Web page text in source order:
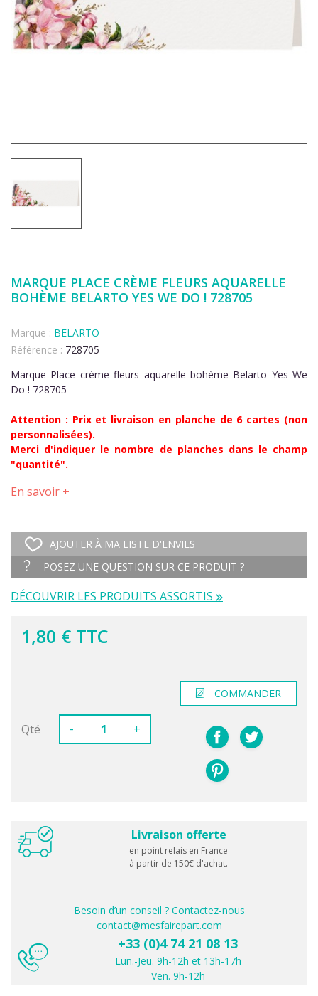
MARQUE PLACE CRÈME FLEURS AQUARELLE
BOHÈME BELARTO YES WE DO ! 728705
Marque : BELARTO
Référence : 728705
Marque Place crème fleurs aquarelle bohème Belarto Yes We
Do ! 728705
Attention : Prix et livraison en planche de 6 cartes (non
personnalisées).
Merci d'indiquer le nombre de planches dans le champ
"quantité".
En savoir +
AJOUTER À MA LISTE D'ENVIES
POSEZ UNE QUESTION SUR CE PRODUIT ?
DÉCOUVRIR LES PRODUITS ASSORTIS
1,80 € TTC
Qté - +
COMMANDER
Livraison offerte
en point relais en France
à partir de 150€ d'achat.
Besoin d’un conseil ? Contactez-nous
contact@mesfairepart.com
+33 (0)4 74 21 08 13
Lun.-Jeu. 9h-12h et 13h-17h
Ven. 9h-12h